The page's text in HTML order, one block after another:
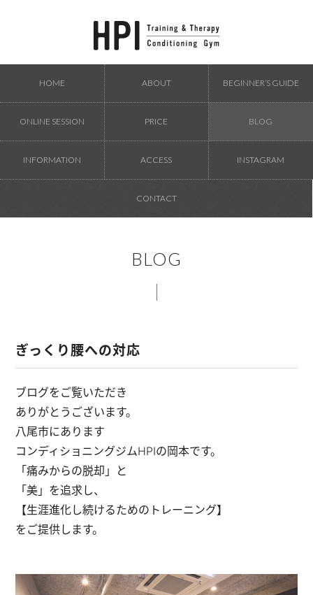
HOME ABOUT BEGINNER’S GUIDE
ONLINE SESSION PRICE BLOG
INFORMATION ACCESS INSTAGRAM
CONTACT
BLOG
ぎっくり腰への対応
ブログをご覧いただき
ありがとうございます。
八尾市にあります
コンディショニングジムHPIの岡本です。
「痛みからの脱却」と
「美」を追求し、
【生涯進化し続けるためのトレーニング】
をご提供します。